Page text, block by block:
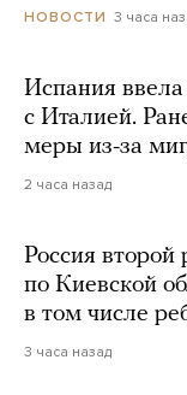
НОВОСТИ 3 часа
Испания
с Италией.
меры из-за
2 часа назад
Россия второй
по Киевской
в том числе
3 часа назад